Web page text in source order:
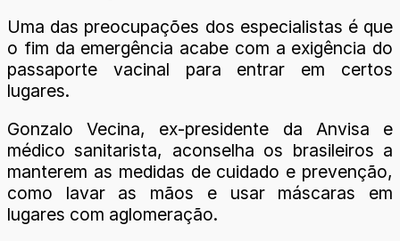
Uma das preocupações dos especialistas é que
o fim da emergência acabe com a exigência do
passaporte vacinal para entrar em certos
lugares.
Gonzalo Vecina, ex-presidente da Anvisa e
médico sanitarista, aconselha os brasileiros a
manterem as medidas de cuidado e prevenção,
como lavar as mãos e usar máscaras em
lugares com aglomeração.